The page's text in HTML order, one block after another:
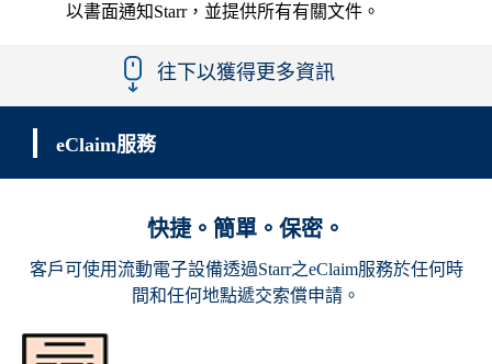
以書面通知Starr，並提供所有有關文件。
往下以獲得更多資訊
eClaim服務
快捷。簡單。保密。
客戶可使用流動電子設備透過Starr之eClaim服務於任何時
間和任何地點遞交索償申請。